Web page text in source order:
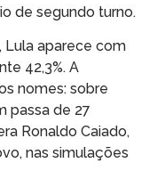
de segundo turno.
Lula aparece com
42,3%. A
nomes: sobre
passa de 27
Ronaldo Caiado,
nas simulações